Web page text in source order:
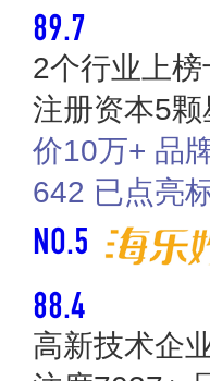
89.7
2个行业上
注册资本5颗
价10万+ 品
642 已点亮
NO.5
88.4
高新技术企